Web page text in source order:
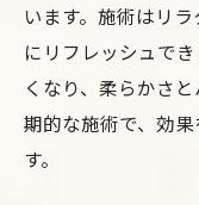
います。施術はリ
にリフレッシュで
くなり、柔らかさ
期的な施術で、効
す。